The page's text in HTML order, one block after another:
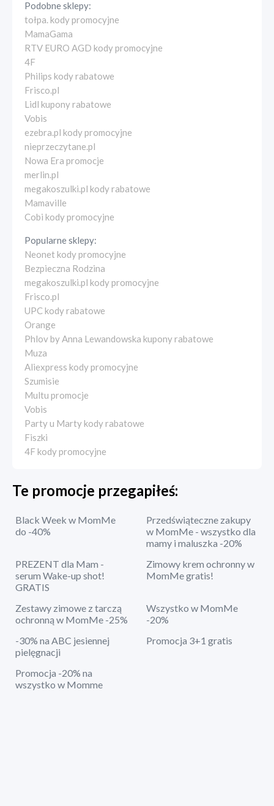
Podobne sklepy:
tołpa. kody promocyjne
MamaGama
RTV EURO AGD kody promocyjne
4F
Philips kody rabatowe
Frisco.pl
Lidl kupony rabatowe
Vobis
ezebra.pl kody promocyjne
nieprzeczytane.pl
Nowa Era promocje
merlin.pl
megakoszulki.pl kody rabatowe
Mamaville
Cobi kody promocyjne
Popularne sklepy:
Neonet kody promocyjne
Bezpieczna Rodzina
megakoszulki.pl kody promocyjne
Frisco.pl
UPC kody rabatowe
Orange
Phlov by Anna Lewandowska kupony rabatowe
Muza
Aliexpress kody promocyjne
Szumisie
Multu promocje
Vobis
Party u Marty kody rabatowe
Fiszki
4F kody promocyjne
Te promocje przegapiłeś:
Black Week w MomMe
do -40%
Przedświąteczne zakupy
w MomMe - wszystko dla
mamy i maluszka -20%
PREZENT dla Mam -
serum Wake-up shot!
GRATIS
Zimowy krem ochronny w
MomMe gratis!
Zestawy zimowe z tarczą
ochronną w MomMe -25%
Wszystko w MomMe
-20%
-30% na ABC jesiennej
pielęgnacji
Promocja 3+1 gratis
Promocja -20% na
wszystko w Momme